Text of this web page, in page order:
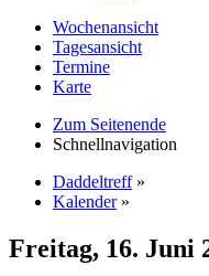
Wochenansicht
Tagesansicht
Termine
Karte
Zum Seitenende
Schnellnavigation
Daddeltreff »
Kalender »
Freitag, 16. Juni